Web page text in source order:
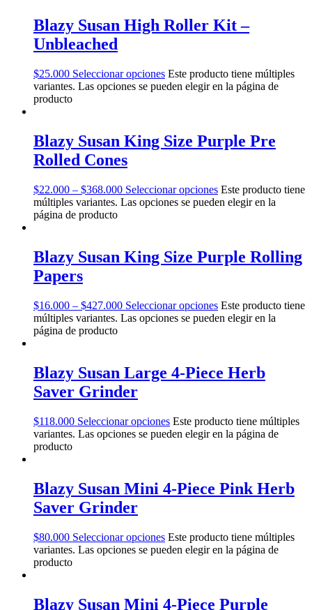
Blazy Susan High Roller Kit –
Unbleached
$25.000 Seleccionar opciones Este producto tiene múltiples
variantes. Las opciones se pueden elegir en la página de
producto
Blazy Susan King Size Purple Pre
Rolled Cones
$22.000 – $368.000 Seleccionar opciones Este producto tiene
múltiples variantes. Las opciones se pueden elegir en la
página de producto
Blazy Susan King Size Purple Rolling
Papers
$16.000 – $427.000 Seleccionar opciones Este producto tiene
múltiples variantes. Las opciones se pueden elegir en la
página de producto
Blazy Susan Large 4-Piece Herb
Saver Grinder
$118.000 Seleccionar opciones Este producto tiene múltiples
variantes. Las opciones se pueden elegir en la página de
producto
Blazy Susan Mini 4-Piece Pink Herb
Saver Grinder
$80.000 Seleccionar opciones Este producto tiene múltiples
variantes. Las opciones se pueden elegir en la página de
producto
Blazy Susan Mini 4-Piece Purple